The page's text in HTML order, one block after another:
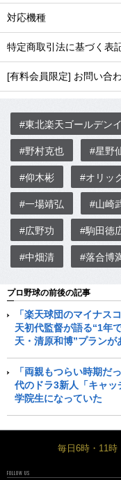
対応機種
特定商取引法に基づく表
[有料会員限定] お問い合
#東北楽天ゴールデン
#野村克也 #星野
#仰木彬 #オリッ
#一場靖弘 #山崎
#広野功 #駒田徳
#中畑清 #落合博
プロ野球の前後の記事
「楽天球団のマイナス
天初代監督が語る“1年
天・清原和博”プランが
「両親もつらい時期だ
代のドラ3新人「キャ
学院生になっていた
毎日6時・11時
FOLLOW US